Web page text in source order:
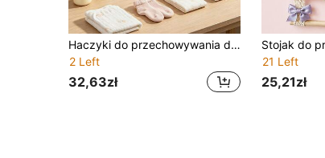
Haczyki do przechowywania do pokoju dziecięcego, haczyki na przyssawkę bez wiercenia, ścienne wieszaki na ręczniki i organizery do łazienki, toalety oraz wieszaki na ubrania za drzwi
2 Left
32,63zł
21 Left
25,21zł